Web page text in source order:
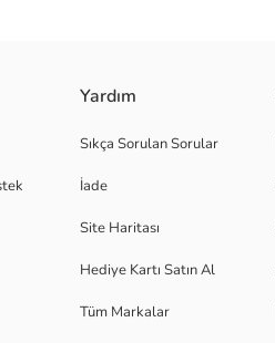
Yardım
Sıkça Sorulan Sorular
İade
Site Haritası
Hediye Kartı Satın Al
Tüm Markalar